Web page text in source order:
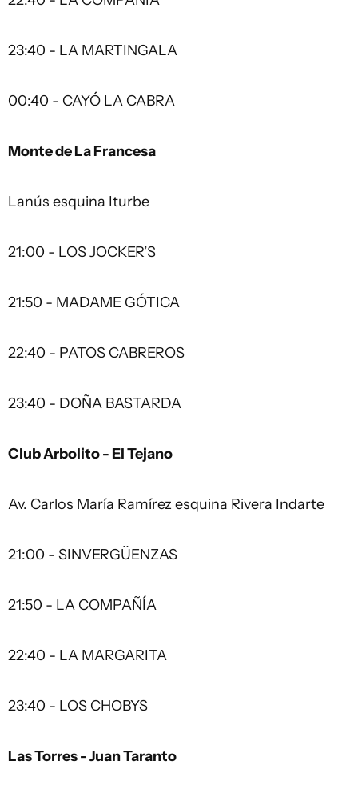
23:40 - LA MARTINGALA
00:40 - CAYÓ LA CABRA
Monte de La Francesa
Lanús esquina Iturbe
21:00 - LOS JOCKER’S
21:50 - MADAME GÓTICA
22:40 - PATOS CABREROS
23:40 - DOÑA BASTARDA
Club Arbolito - El Tejano
Av. Carlos María Ramírez esquina Rivera Indarte
21:00 - SINVERGÜENZAS
21:50 - LA COMPAÑÍA
22:40 - LA MARGARITA
23:40 - LOS CHOBYS
Las Torres - Juan Taranto